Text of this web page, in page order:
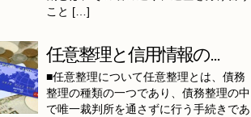
こと […]
任意整理と信用情報の...
■任意整理について任意整理とは、債務
整理の種類の一つであり、債務整理の中
で唯一裁判所を通さずに行う手続きであ